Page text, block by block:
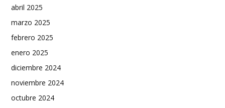
abril 2025
marzo 2025
febrero 2025
enero 2025
diciembre 2024
noviembre 2024
octubre 2024